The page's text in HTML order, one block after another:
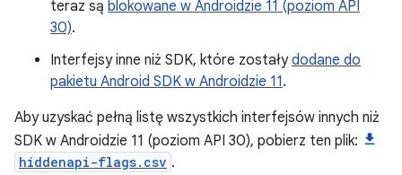
teraz są blokowane w Androidzie 11 (poziom API
30).
Interfejsy inne niż SDK, które zostałydodane do
pakietu Android SDK w Androidzie 11.
Aby uzyskać pełną listę wszystkich interfejsów innych niż
SDK w Androidzie 11 (poziom API 30), pobierz ten plik:
hiddenapi-flags.csv .